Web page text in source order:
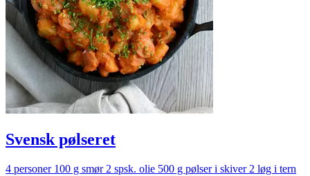
Svensk pølseret
4 personer 100 g smør 2 spsk. olie 500 g pølser i skiver 2 løg i tern